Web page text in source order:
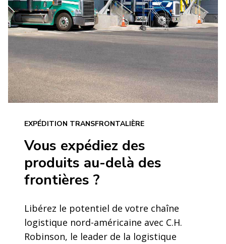
EXPÉDITION TRANSFRONTALIÈRE
Vous expédiez des
produits au-delà des
frontières ?
Libérez le potentiel de votre chaîne
logistique nord-américaine avec C.H.
Robinson, le leader de la logistique